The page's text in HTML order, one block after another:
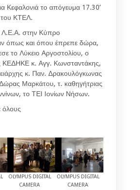
Κεφαλονιά το απόγευμα 17.30’
του ΚΤΕΛ.
Λ.Ε.Α. στην Κύπρο
όπως και όπου έπρεπε δώρα,
το Λύκειο Αργοστολίου, ο
ΚΕΔΗΚΕ κ. Αγγ. Κωνσταντάκης,
κ. Παν. Δρακουλόγκωνας
Δώρας Μαρκάτου, τ. καθηγήτριας
το ΤΕΙ Ιονίων Νήσων.
όλους
OLYMPUS DIGITAL
CAMERA
OLYMPUS DIGITAL
CAMERA